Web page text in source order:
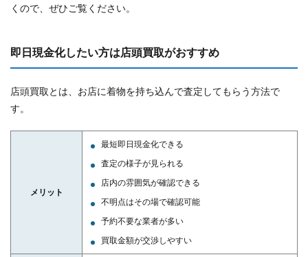
くので、ぜひご覧ください。
即日現金化したい方は店頭買取がおすすめ
店頭買取とは、お店に着物を持ち込んで査定してもらう方法で
す。
メリット
最短即日現金化できる
査定の様子が見られる
店内の雰囲気が確認できる
不明点はその場で確認可能
予約不要な業者が多い
買取金額が交渉しやすい